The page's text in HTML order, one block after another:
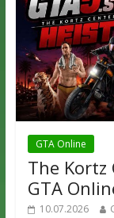
GTA Online
The
GTA
10.07.2026